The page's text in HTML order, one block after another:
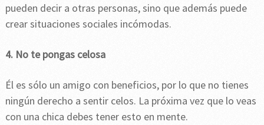
pueden decir a otras personas, sino que además puede
crear situaciones sociales incómodas.
4. No te pongas celosa
Él es sólo un amigo con beneficios, por lo que no tienes
ningún derecho a sentir celos. La próxima vez que lo veas
con una chica debes tener esto en mente.